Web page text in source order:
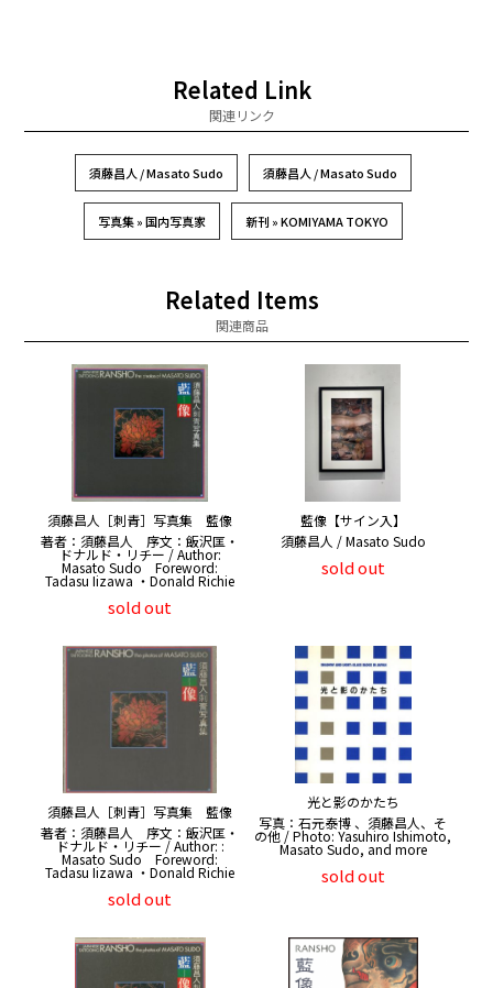
Related Link
関連リンク
須藤昌人 / Masato Sudo 須藤昌人 / Masato Sudo
写真集 » 国内写真家 新刊 » KOMIYAMA TOKYO
Related Items
関連商品
須藤昌人［刺青］写真集 藍像
著者：須藤昌人 序文：飯沢匡・
ドナルド・リチー / Author:
Masato Sudo Foreword:
Tadasu Iizawa ・Donald Richie
sold out
藍像【サイン入】
須藤昌人 / Masato Sudo
sold out
須藤昌人［刺青］写真集 藍像
著者：須藤昌人 序文：飯沢匡・
ドナルド・リチー / Author: :
Masato Sudo Foreword:
Tadasu Iizawa ・Donald Richie
sold out
光と影のかたち
写真：石元泰博 、須藤昌人、そ
の他 / Photo: Yasuhiro Ishimoto,
Masato Sudo, and more
sold out